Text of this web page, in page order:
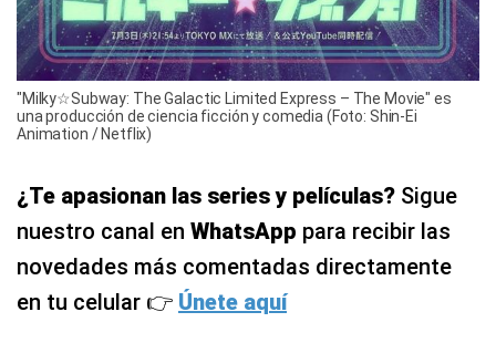
"Milky☆Subway: The Galactic Limited Express – The Movie" es
una producción de ciencia ficción y comedia (Foto: Shin-Ei
Animation / Netflix)
¿Te apasionan las series y películas? Sigue
nuestro canal en WhatsApp para recibir las
novedades más comentadas directamente
en tu celular 👉 Únete aquí